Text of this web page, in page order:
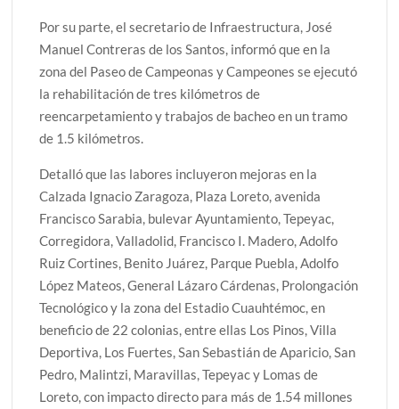
Por su parte, el secretario de Infraestructura, José
Manuel Contreras de los Santos, informó que en la
zona del Paseo de Campeonas y Campeones se ejecutó
la rehabilitación de tres kilómetros de
reencarpetamiento y trabajos de bacheo en un tramo
de 1.5 kilómetros.
Detalló que las labores incluyeron mejoras en la
Calzada Ignacio Zaragoza, Plaza Loreto, avenida
Francisco Sarabia, bulevar Ayuntamiento, Tepeyac,
Corregidora, Valladolid, Francisco I. Madero, Adolfo
Ruiz Cortines, Benito Juárez, Parque Puebla, Adolfo
López Mateos, General Lázaro Cárdenas, Prolongación
Tecnológico y la zona del Estadio Cuauhtémoc, en
beneficio de 22 colonias, entre ellas Los Pinos, Villa
Deportiva, Los Fuertes, San Sebastián de Aparicio, San
Pedro, Malintzi, Maravillas, Tepeyac y Lomas de
Loreto, con impacto directo para más de 1.54 millones